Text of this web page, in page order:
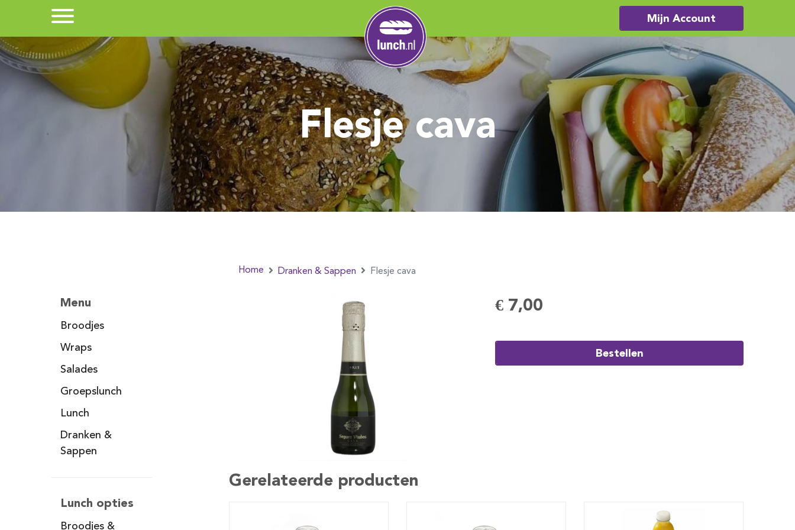
Mijn Account
Flesje cava
Menu
Broodjes
Wraps
Salades
Groepslunch
Lunch
Dranken &
Sappen
Lunch opties
Broodjes &
Home Dranken & Sappen Flesje cava
€ 7,00
Bestellen
Gerelateerde producten